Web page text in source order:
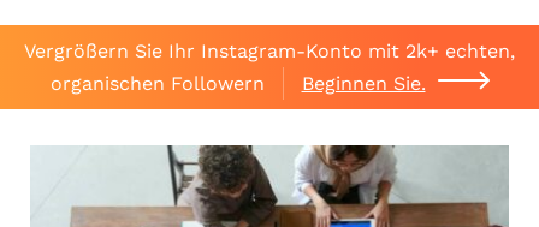
Vergrößern Sie Ihr Instagram-Konto mit 2k+ echten,
organischen Followern
Beginnen Sie.